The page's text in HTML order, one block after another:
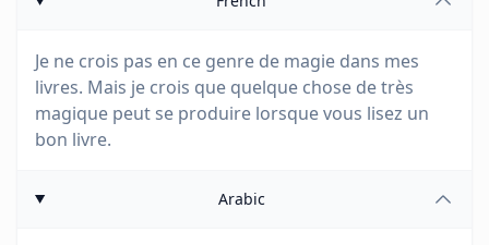
Je ne crois pas en ce genre de magie dans mes
livres. Mais je crois que quelque chose de très
magique peut se produire lorsque vous lisez un
bon livre.
Arabic